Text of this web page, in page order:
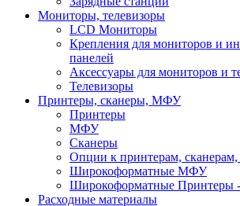
Мониторы, телевизоры
LCD Мониторы
Крепления для мониторов и
панелей
Аксессуары для мониторов и
Телевизоры
Принтеры, сканеры, МФУ
Принтеры
МФУ
Сканеры
Опции к принтерам,
Широкоформатные МФУ
Широкоформатные Принтеры
Расходные материалы